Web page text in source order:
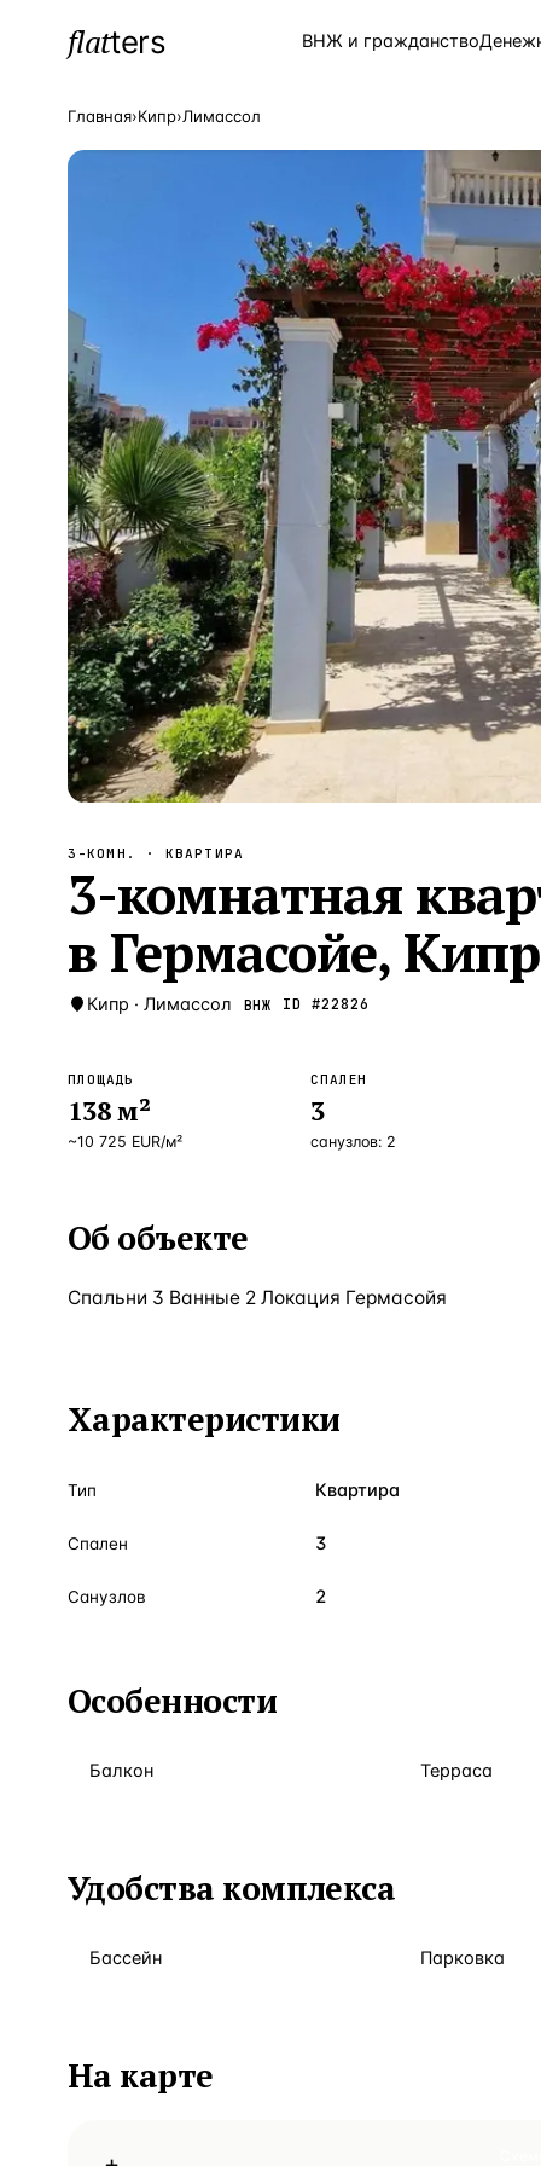
flatters ВНЖ и гражданство
Испания Страна
Кипр
Таиланд —Страна
Греция —Страна
Сочи —Локация
Алания —Локация
Бангкок —Локация
Новороссийск —Локация
Стамбул — Локация
Анталия —Локация
Главная›Кипр›Лимассол
3-КОМН. · КВАРТИРА
3-комнатная
в Гермасойе, Кипр
Кипр · Лимассол ВНЖ ID #22826
ПЛОЩАДЬ
138м²
~10 725 EUR/м²
СПАЛЕН
3
санузлов: 2
Об объекте
Спальни 3 Ванные 2 Локация Гермасойя
Характеристики
Тип Квартира
Спален 3
Санузлов 2
Особенности
Балкон Терраса
Удобства комплекса
Бассейн Парковка
На карте